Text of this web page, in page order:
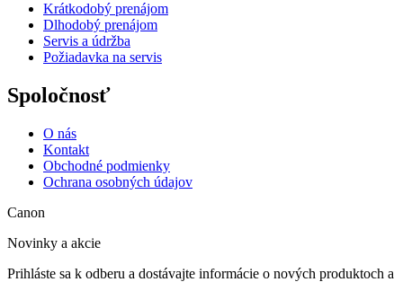
Krátkodobý prenájom
Dlhodobý prenájom
Servis a údržba
Požiadavka na servis
Spoločnosť
O nás
Kontakt
Obchodné podmienky
Ochrana osobných údajov
Canon
Novinky a akcie
Prihláste sa k odberu a dostávajte informácie o nových produktoch a